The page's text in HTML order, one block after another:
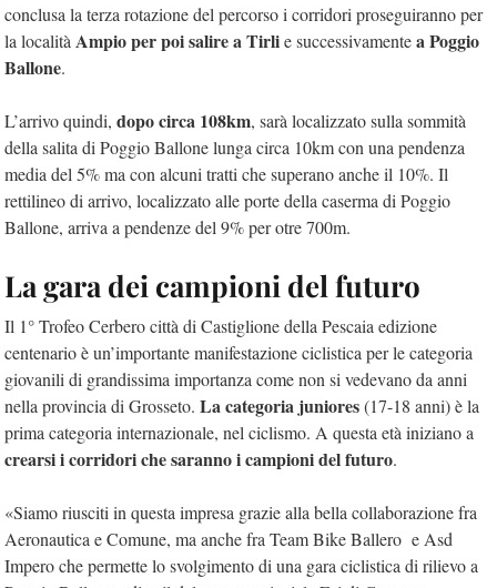
conclusa la terza rotazione del percorso i corridori proseguiranno per
la località Ampio per poi salire a Tirlie successivamentea Poggio
Ballone.
L’arrivo quindi, dopo circa 108km, sarà localizzato sulla sommità
della salita di Poggio Ballone lunga circa 10km con una pendenza
media del 5% ma con alcuni tratti che superano anche il 10%. Il
rettilineo di arrivo, localizzato alle porte della caserma di Poggio
Ballone, arriva a pendenze del 9% per otre 700m.
La gara dei campioni del futuro
Il 1° Trofeo Cerbero città di Castiglione della Pescaia edizione
centenario è un’importante manifestazione ciclistica per le categoria
giovanili di grandissima importanza come non si vedevano da anni
nella provincia di Grosseto. La categoria juniores(17-18 anni) è la
prima categoria internazionale, nel ciclismo. A questa età iniziano a
crearsi i corridori che saranno i campioni del futuro.
«Siamo riusciti in questa impresa grazie alla bella collaborazione fra
Aeronautica e Comune, ma anche fra Team Bike Ballero e Asd
Impero che permette lo svolgimento di una gara ciclistica di rilievo a